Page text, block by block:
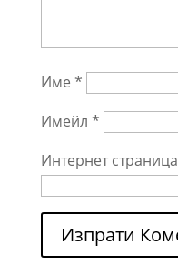
Име *
Имейл *
Интернет страница